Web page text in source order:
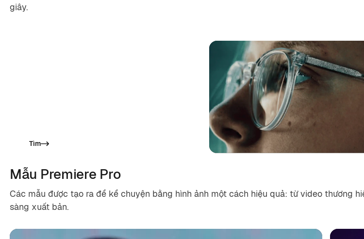
giây.
Tìm
Mẫu Premiere Pro
Các mẫu được tạo ra để kể chuyện bằng hình ảnh một cách hiệu quả: từ video thương
sàng xuất bản.